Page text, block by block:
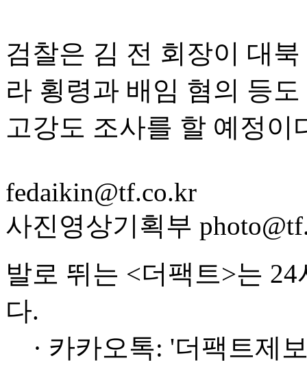
검찰은 김 전 회장이 대
라 횡령과 배임 혐의 등
고강도 조사를 할 예정이
fedaikin@tf.co.kr
사진영상기획부
발로 뛰는 <더팩트>는
다.
· 카카오톡: '더팩트제